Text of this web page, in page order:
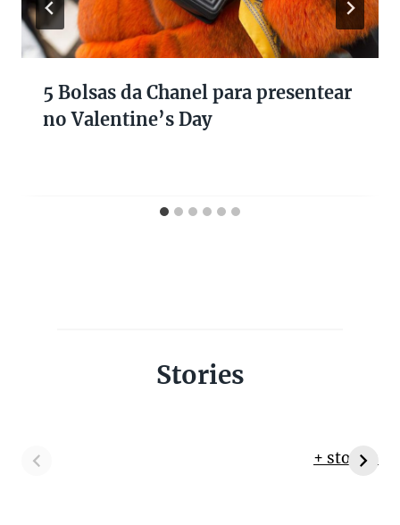
5 Bolsas da Chanel para presentear
no Valentine’s Day
Stories
+ stories